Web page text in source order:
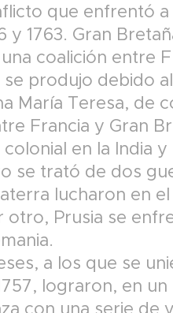
que enfrentó
1763. Gran
coalición entre
produjo debido
María Teresa, de
Francia y Gran
en la India
se trató de dos
lucharon en
Prusia se
a los que se
lograron, en
con una serie de